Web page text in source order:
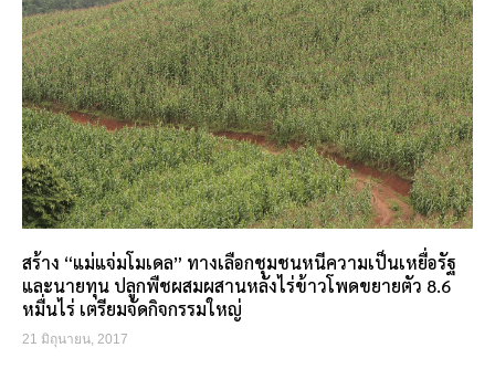
สร้าง “แม่แจ่มโมเดล” ทางเลือกชุมชนหนีความเป็นเหยื่อรัฐ
และนายทุน ปลูกพืชผสมผสานหลังไร่ข้าวโพดขยายตัว 8.6
หมื่นไร่ เตรียมจัดกิจกรรมใหญ่
21 มิถุนายน, 2017